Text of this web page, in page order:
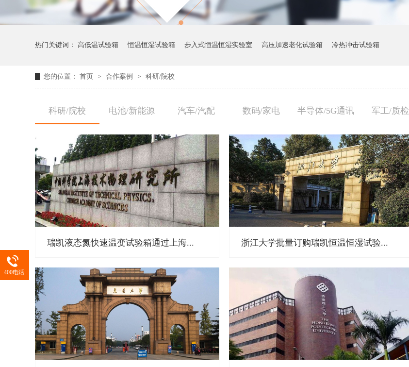
热门关键词： 高低温试验箱 恒温恒湿试验箱 步入式恒温恒湿实验室 高压加速老化试验箱 冷热冲击试验箱
您的位置： 首页 > 合作案例 > 科研/院校
科研/院校 电池/新能源 汽车/汽配 数码/家电 半导体/5G通讯 军工/质检
瑞凯液态氮快速温变试验箱通过上海... 浙江大学批量订购瑞凯恒温恒湿试验...
400电话